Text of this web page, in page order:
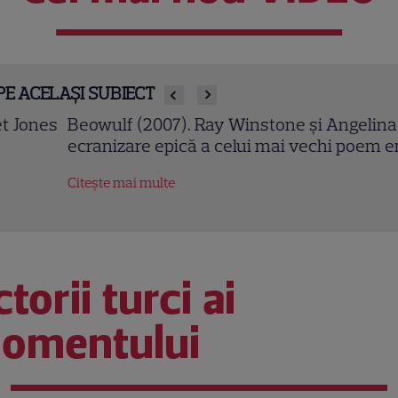
ACELAȘI SUBIECT
(2007). Ray Winstone și Angelina Jolie într-o
epică a celui mai vechi poem englez
mai multe
turci ai